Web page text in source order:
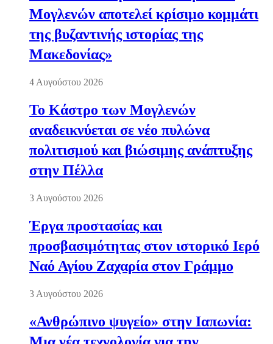
Μογλενών αποτελεί κρίσιμο κομμάτι
της βυζαντινής ιστορίας της
Μακεδονίας»
4 Αυγούστου 2026
Το Κάστρο των Μογλενών
αναδεικνύεται σε νέο πυλώνα
πολιτισμού και βιώσιμης ανάπτυξης
στην Πέλλα
3 Αυγούστου 2026
Έργα προστασίας και
προσβασιμότητας στον ιστορικό Ιερό
Ναό Αγίου Ζαχαρία στον Γράμμο
3 Αυγούστου 2026
«Ανθρώπινο ψυγείο» στην Ιαπωνία: